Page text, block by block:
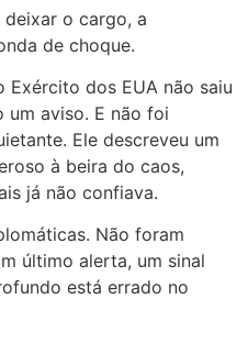
deixar o cargo, a
de choque.
dos EUA não saiu
aviso. E não foi
Ele descreveu um
à beira do caos,
já não confiava.
Não foram
último alerta, um sinal
está errado no